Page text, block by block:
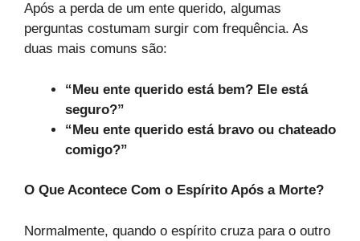
Após a perda de um ente querido, algumas
perguntas costumam surgir com frequência. As
duas mais comuns são:
“Meu ente querido está bem? Ele está
seguro?”
“Meu ente querido está bravo ou chateado
comigo?”
O Que Acontece Com o Espírito Após a Morte?
Normalmente, quando o espírito cruza para o outro